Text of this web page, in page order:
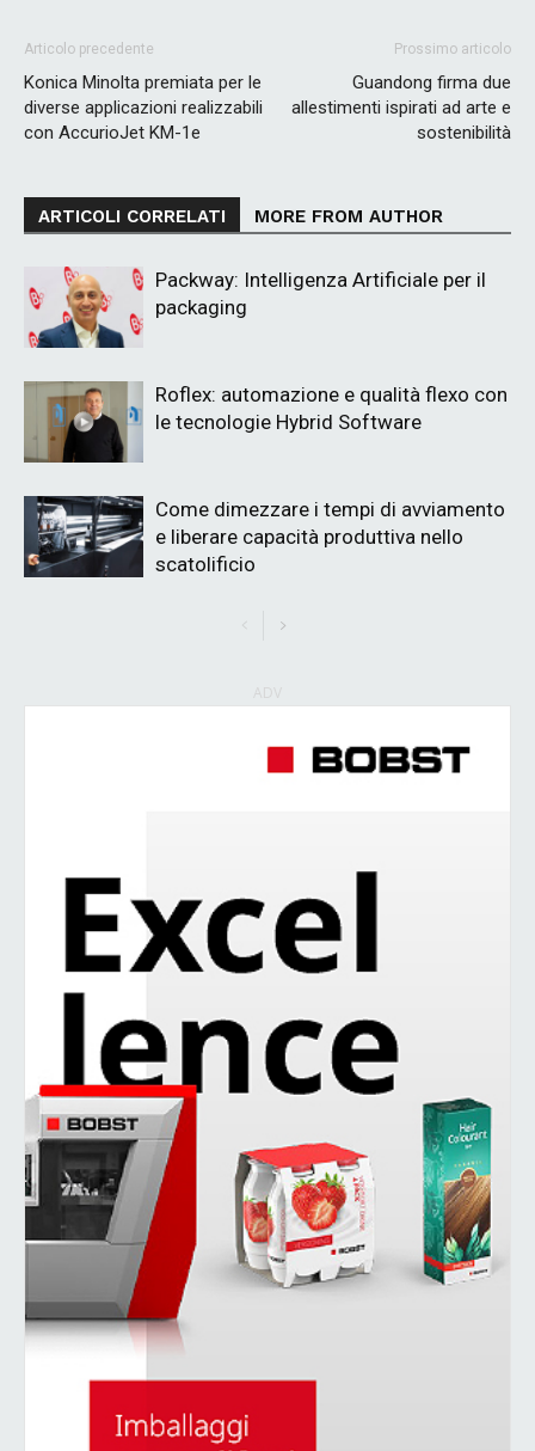
Articolo precedente
Konica Minolta premiata per le
diverse applicazioni realizzabili
con AccurioJet KM-1e
Prossimo articolo
Guandong firma due
allestimenti ispirati ad arte e
sostenibilità
ARTICOLI CORRELATI MORE FROM AUTHOR
Packway: Intelligenza Artificiale per il
packaging
Roflex: automazione e qualità flexo con
le tecnologie Hybrid Software
Come dimezzare i tempi di avviamento
e liberare capacità produttiva nello
scatolificio